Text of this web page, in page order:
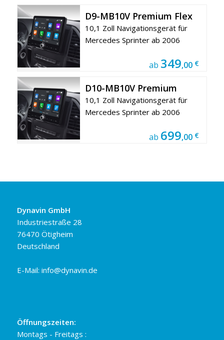
D9-MB10V Premium Flex
10,1 Zoll Navigationsgerät für
Mercedes Sprinter ab 2006
ab 349,00 €
D10-MB10V Premium
10,1 Zoll Navigationsgerät für
Mercedes Sprinter ab 2006
ab 699,00 €
Dynavin GmbH
Industriestraße 28
76470 Ötigheim
Deutschland
E-Mail: info@dynavin.de
Öffnungszeiten:
Montags - Freitags :